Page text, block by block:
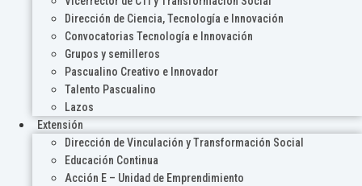
Dirección de Ciencia, Tecnología e Innovación
Convocatorias Tecnología e Innovación
Grupos y semilleros
Pascualino Creativo e Innovador
Talento Pascualino
Lazos
Extensión
Dirección de Vinculación y Transformación Social
Educación Continua
Acción E – Unidad de Emprendimiento